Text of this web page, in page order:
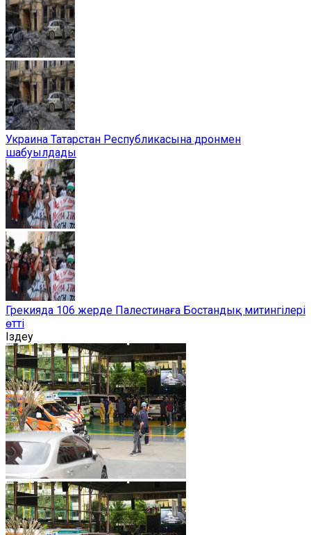
Украина Татарстан Республикасына дронмен
шабуылдады
Грекияда 106 жерде Палестинаға Бостандық митингілері
өтті
Іздеу